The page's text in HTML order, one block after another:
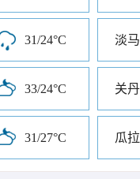
31/24°C 淡
33/24°C 关丹
31/27°C 瓜